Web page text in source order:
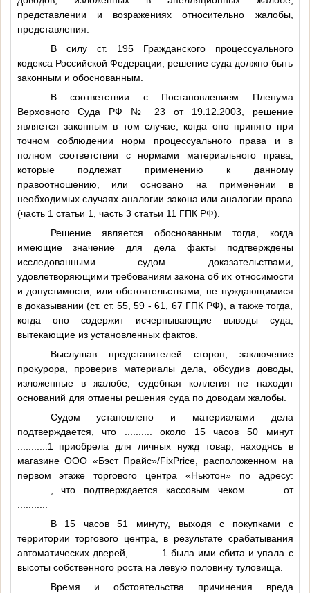
представлении и возражениях относительно жалобы,
представления.
В силу ст. 195 Гражданского процессуального
кодекса Российской Федерации, решение суда должно быть
законным и обоснованным.
В соответствии с Постановлением Пленума
Верховного Суда РФ № 23 от 19.12.2003, решение
является законным в том случае, когда оно принято при
точном соблюдении норм процессуального права и в
полном соответствии с нормами материального права,
которые подлежат применению к данному
правоотношению, или основано на применении в
необходимых случаях аналогии закона или аналогии права
(часть 1 статьи 1, часть 3 статьи 11 ГПК РФ).
Решение является обоснованным тогда, когда
имеющие значение для дела факты подтверждены
исследованными судом доказательствами,
удовлетворяющими требованиям закона об их относимости
и допустимости, или обстоятельствами, не нуждающимися
в доказывании (ст. ст. 55, 59 - 61, 67 ГПК РФ), а также тогда,
когда оно содержит исчерпывающие выводы суда,
вытекающие из установленных фактов.
Выслушав представителей сторон, заключение
прокурора, проверив материалы дела, обсудив доводы,
изложенные в жалобе, судебная коллегия не находит
оснований для отмены решения суда по доводам жалобы.
Судом установлено и материалами дела
подтверждается, что
около 15 часов 50 минут
...........1
приобрела для личных нужд товар, находясь в
магазине ООО «Бэст Прайс»/FixPrice, расположенном на
первом этаже торгового центра «Ньютон» по адресу:
, что подтверждается кассовым чеком
от
В 15 часов 51 минуту, выходя с покупками с
территории торгового центра, в результате срабатывания
автоматических дверей,
...........1 была ими сбита и упала с
высоты собственного роста на левую половину туловища.
Время и обстоятельства причинения вреда